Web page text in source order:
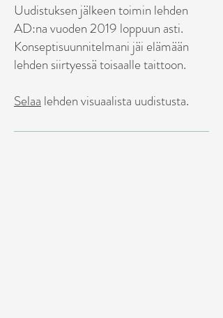
Uudistuksen jälkeen toimin lehden
AD:na vuoden 2019 loppuun asti.
Konseptisuunnitelmani jäi elämään
lehden siirtyessä toisaalle taittoon.
Selaa lehden visuaalista uudistusta.